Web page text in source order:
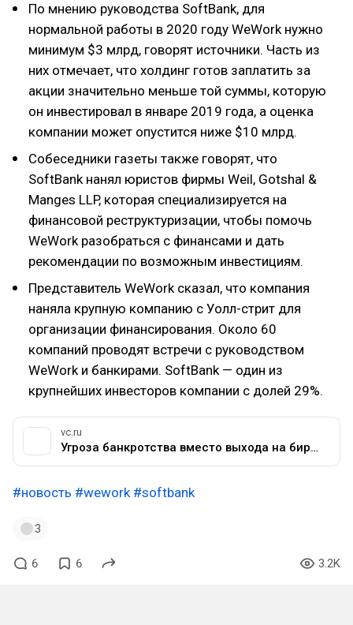
По мнению руководства SoftBank, для
нормальной работы в 2020 году WeWork нужно
минимум $3 млрд, говорят источники. Часть из
них отмечает, что холдинг готов заплатить за
акции значительно меньше той суммы, которую
он инвестировал в январе 2019 года, а оценка
компании может опустится ниже $10 млрд.
Собеседники газеты также говорят, что
SoftBank нанял юристов фирмы Weil, Gotshal &
Manges LLP, которая специализируется на
финансовой реструктуризации, чтобы помочь
WeWork разобраться с финансами и дать
рекомендации по возможным инвестициям.
Представитель WeWork сказал, что компания
наняла крупную компанию с Уолл-стрит для
организации финансирования. Около 60
компаний проводят встречи с руководством
WeWork и банкирами. SoftBank — один из
крупнейших инвесторов компании с долей 29%.
vc.ru
Угроза банкротства вместо выхода на биржу: история падения WeWork за шесть недель — Финансы на vc.ru
#новость #wework #softbank
3
6 6 3.2K